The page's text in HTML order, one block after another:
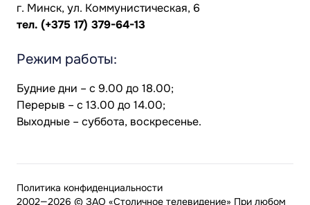
г. Минск, ул. Коммунистическая, 6
тел. (+375 17) 379-64-13
Режим работы:
Будние дни – с 9.00 до 18.00;
Перерыв – с 13.00 до 14.00;
Выходные – суббота, воскресенье.
2002—2026 © ЗАО «Столичное телевидение» При любом
Политика конфиденциальности